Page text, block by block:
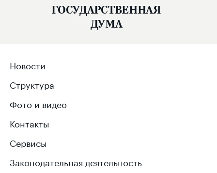
ГОСУДАРСТВЕННАЯ
ДУМА
Новости
Структура
Фото и видео
Контакты
Сервисы
Законодательная деятельность